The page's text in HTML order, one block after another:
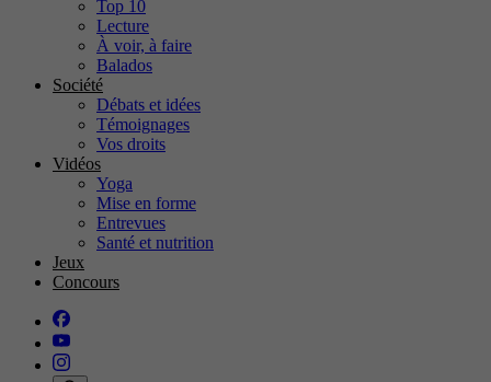
Top 10
Lecture
À voir, à faire
Balados
Société
Débats et idées
Témoignages
Vos droits
Vidéos
Yoga
Mise en forme
Entrevues
Santé et nutrition
Jeux
Concours